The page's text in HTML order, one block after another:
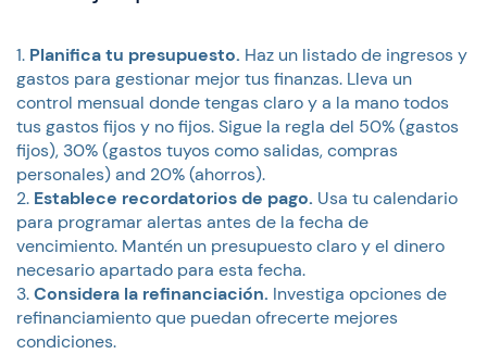
Planifica tu presupuesto. Haz un listado de ingresos y
gastos para gestionar mejor tus finanzas. Lleva un
control mensual donde tengas claro y a la mano todos
tus gastos fijos y no fijos. Sigue la regla del 50% (gastos
fijos), 30% (gastos tuyos como salidas, compras
personales) and 20% (ahorros).
Establece recordatorios de pago. Usa tu calendario
para programar alertas antes de la fecha de
vencimiento. Mantén un presupuesto claro y el dinero
necesario apartado para esta fecha.
Considera la refinanciación. Investiga opciones de
refinanciamiento que puedan ofrecerte mejores
condiciones.